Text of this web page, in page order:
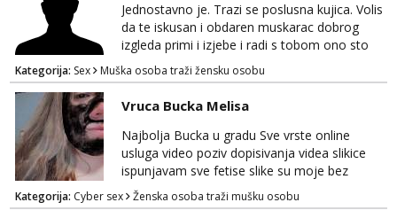
Jednostavno je. Trazi se poslusna kujica. Volis
da te iskusan i obdaren muskarac dobrog
izgleda primi i izjebe i radi s tobom ono sto
on zeli raditi. Cura si van okvira,kinky i
poslusna. Idealno 25 godina max okvirno 40.
Nikakve umisljene femy ko fol ljepotice me ne
interesiraju. Stop pederima i slicnima. Stop
bonovima i slicne gluposti. Javi se sa slikom i
ukratko o sebi na: naal_naal@yahoo...
Kategorija: Sex Muška osoba traži žensku osobu
Vruca Bucka Melisa
Najbolja Bucka u gradu Sve vrste online
usluga video poziv dopisivanja videa slikice
ispunjavam sve fetise slike su moje bez
neugodnih iznenađenja javiti se na wap:
+385998702942
Kategorija: Cyber sex Ženska osoba traži mušku osobu